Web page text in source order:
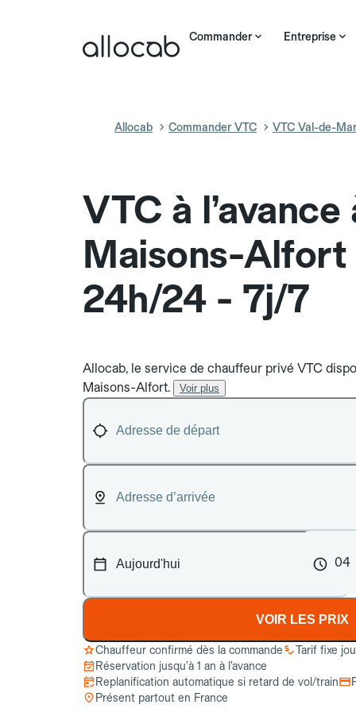
Commander Entreprise
Allocab Commander VTC VTC Val-de-
VTC à l’avance
Maisons-Alfort
24h/24 - 7j/7
Allocab, le service de chauffeur privé VTC
Maisons-Alfort.
Voir plus
04
VOIR LES PRIX
Chauffeur confirmé dès la commande
Tarif fixe
Réservation jusqu’à 1 an à l’avance
Replanification automatique si retard de vol/train
Présent partout en France